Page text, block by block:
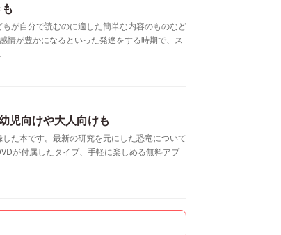
が自分で読むのに適した簡単な内容のものなど
情が豊かになるといった発達をする時期で、ス
児向けや大人向けも
た本です。最新の研究を元にした恐竜について
が付属したタイプ、手軽に楽しめる無料アプ